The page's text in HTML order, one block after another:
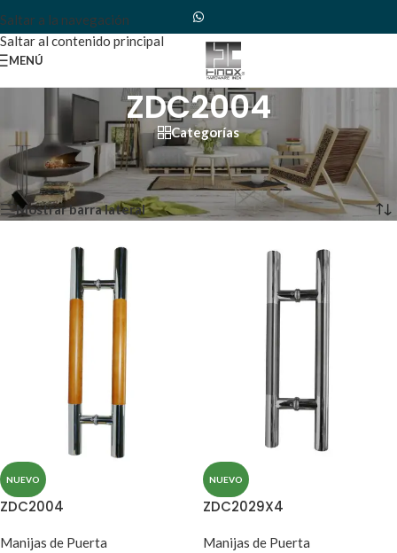
Saltar a la navegación
Saltar al contenido principal
MENÚ
ZDC2004
Categorías
Inicio/Productos etiquetados “ZDC2004”
Mostrando todos los 2 resultados
Mostrar barra lateral
NUEVO
ZDC2004
Manijas de Puerta
NUEVO
ZDC2029X4
Manijas de Puerta